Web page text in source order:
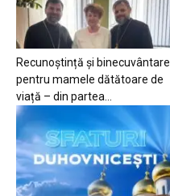
Recunoștință și binecuvântare
pentru mamele dătătoare de
viață – din partea...